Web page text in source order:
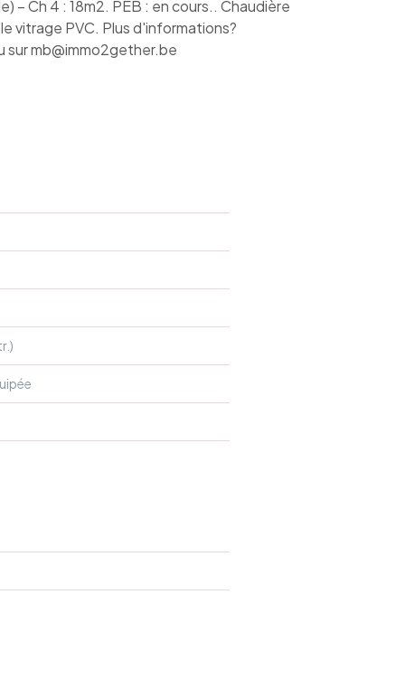
– Ch 4 : 18m2. PEB : en cours.. Chaudière
vitrage PVC. Plus d'informations?
mb@immo2gether.be